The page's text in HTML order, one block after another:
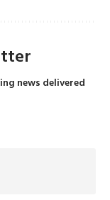
news delivered